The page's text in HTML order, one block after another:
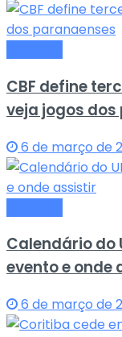
CBF define
veja jogos
6 de março de
Calendário do
evento e onde
6 de março de